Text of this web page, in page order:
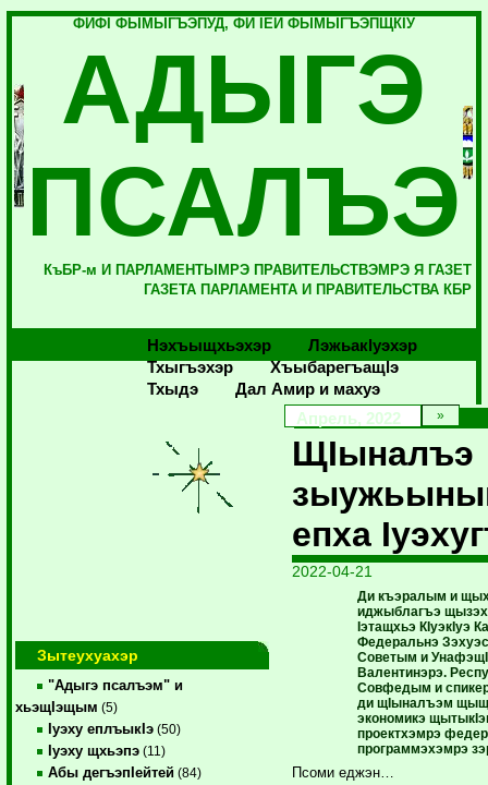
ФИФI ФЫМЫГЪЭПУД, ФИ IЕЙ ФЫМЫГЪЭПЩКIУ
АДЫГЭ
ПСАЛЪЭ
КъБР-м И ПАРЛАМЕНТЫМРЭ ПРАВИТЕЛЬСТВЭМРЭ Я ГАЗЕТ
ГАЗЕТА ПАРЛАМЕНТА И ПРАВИТЕЛЬСТВА КБР
Нэхъыщхьэхэр
Лэжьакlуэхэр
Тхыгъэхэр
Хъыбарегъащlэ
Тхыдэ
Дал Амир и махуэ
Зытеухуахэр
"Адыгэ псалъэм" и
хьэщIэщым (5)
Iуэху еплъыкIэ (50)
Iуэху щхьэпэ (11)
Абы дегъэпIейтей (84)
Апрель, 2022
ЩIыналъэ
епха
2022-04-21
Ди къэралым и
иджыблагъэ
Iэтащхьэ КIуэкIуэ
Федеральнэ
Советым и УнафэщI
Валентинэрэ.
Совфедым и
ди щIыналъэм
экономикэ
проектхэмрэ
программэхэмрэ
Псоми еджэн…